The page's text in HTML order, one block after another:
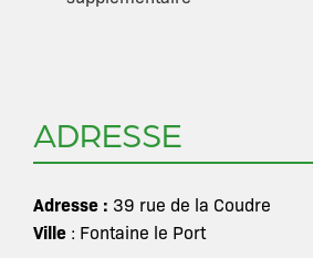
ADRESSE
Adresse : 39 rue de la Coudre
Ville : Fontaine le Port